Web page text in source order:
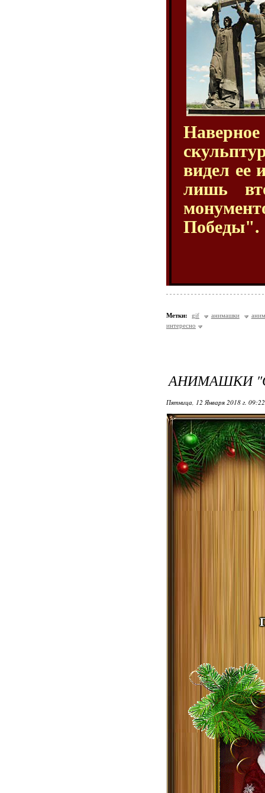
видел ее
лишь
Победы".
Метки: gif анимашки
интересно
АНИМАШКИ
Пятница, 12 Января 2018 г.